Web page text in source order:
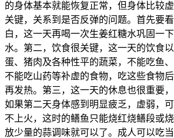
的身体基本就能恢复正常，但身体比较
关键，关系到是否反弹的问题。首先要
白，这一天再喝一次生姜红糖水巩固一
水。第二，饮食很关键，这一天的饮食
蛋、猪肉及各种性平的蔬菜，不能吃鱼
不能吃山药等补虚的食物，吃这些食物
再发热。第三，这一天的休息也很重要，
如果第二天身体感到明显疲乏，虚弱，
不上火，这时的鳝鱼只能烧红烧鳝段或
放少量的蒜调味就可以了。成人可以吃